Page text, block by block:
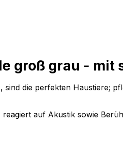
groß grau - mit
die perfekten Haustiere;
auf Akustik sowie